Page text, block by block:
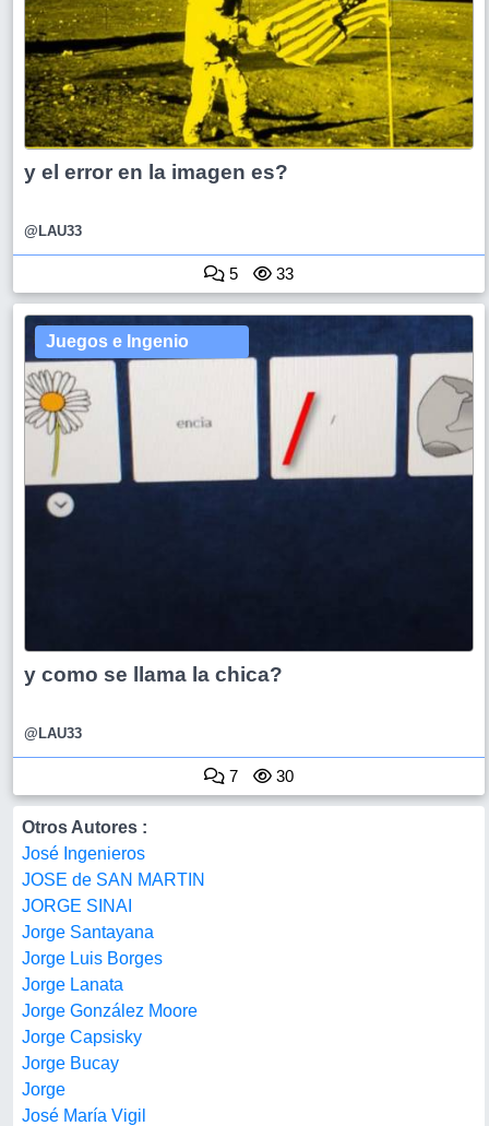
y el error en la imagen es?
@LAU33
5 33
Juegos e Ingenio
y como se llama la chica?
@LAU33
7 30
Otros Autores :
José Ingenieros
JOSE de SAN MARTIN
JORGE SINAI
Jorge Santayana
Jorge Luis Borges
Jorge Lanata
Jorge González Moore
Jorge Capsisky
Jorge Bucay
Jorge
José María Vigil